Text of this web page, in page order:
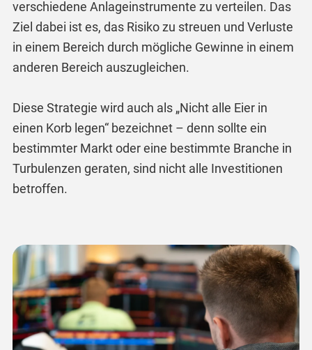
verschiedene Anlageinstrumente zu verteilen. Das
Ziel dabei ist es, das Risiko zu streuen und Verluste
in einem Bereich durch mögliche Gewinne in einem
anderen Bereich auszugleichen.
Diese Strategie wird auch als „Nicht alle Eier in
einen Korb legen“ bezeichnet – denn sollte ein
bestimmter Markt oder eine bestimmte Branche in
Turbulenzen geraten, sind nicht alle Investitionen
betroffen.